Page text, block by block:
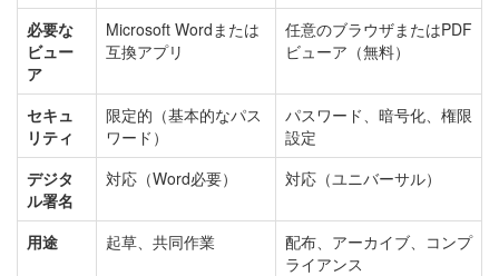
必要な
ビュー
ア
Microsoft Wordまたは
互換アプリ
任意のブラウザまたはPDF
ビューア（無料）
セキュ
リティ
限定的（基本的なパス
ワード）
パスワード、暗号化、権限
設定
デジタ
ル署名
対応（Word必要） 対応（ユニバーサル）
用途 起草、共同作業
配布、アーカイブ、コンプ
ライアンス